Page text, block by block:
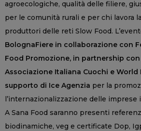
agroecologiche, qualità delle filiere,
per le comunità rurali e per chi lavora
produttori delle reti Slow Food.
BolognaFiere in collaborazione con
Food Promozione, in partnership con
Associazione Italiana Cuochi e World
supporto di Ice Agenzia per la
l’internazionalizzazione delle imprese
A Sana Food saranno presenti
biodinamiche, veg e certificate Dop,